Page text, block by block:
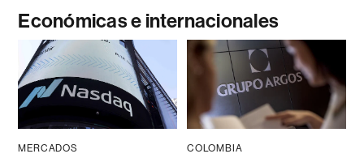
Económicas e internacionales
MERCADOS COLOMBIA